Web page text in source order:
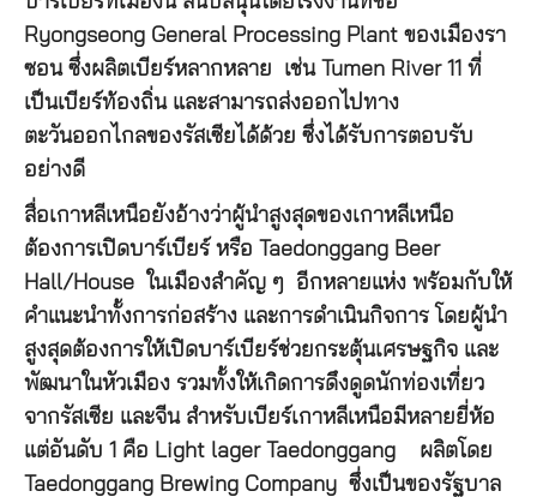
Ryongseong General Processing Plant ของเมืองรา
ซอน ซึ่งผลิตเบียร์หลากหลาย เช่น Tumen River 11 ที่
เป็นเบียร์ท้องถิ่น และสามารถส่งออกไปทาง
ตะวันออกไกลของรัสเซียได้ด้วย ซึ่งได้รับการตอบรับ
อย่างดี
สื่อเกาหลีเหนือยังอ้างว่าผู้นำสูงสุดของเกาหลีเหนือ
ต้องการเปิดบาร์เบียร์ หรือ Taedonggang Beer
Hall/House ในเมืองสำคัญ ๆ อีกหลายแห่ง พร้อมกับให้
คำแนะนำทั้งการก่อสร้าง และการดำเนินกิจการ โดยผู้นำ
สูงสุดต้องการให้เปิดบาร์เบียร์ช่วยกระตุ้นเศรษฐกิจ และ
พัฒนาในหัวเมือง รวมทั้งให้เกิดการดึงดูดนักท่องเที่ยว
จากรัสเซีย และจีน สำหรับเบียร์เกาหลีเหนือมีหลายยี่ห้อ
แต่อันดับ 1 คือ Light lager Taedonggang ผลิตโดย
Taedonggang Brewing Company ซึ่งเป็นของรัฐบาล